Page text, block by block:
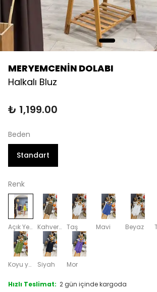
MERYEMCENİN DOLABI
Halkalı Bluz
₺ 1,199.00
Beden
Standart
Renk
Açık Yeşil Kahverengi Taş Mavi Beyaz
Koyu yeşil Siyah Mor
Hızlı Teslimat: 2 gün içinde kargoda